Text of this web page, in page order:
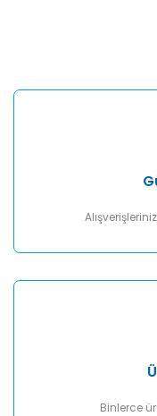
Ürün fiyatı diğer
Binlerce